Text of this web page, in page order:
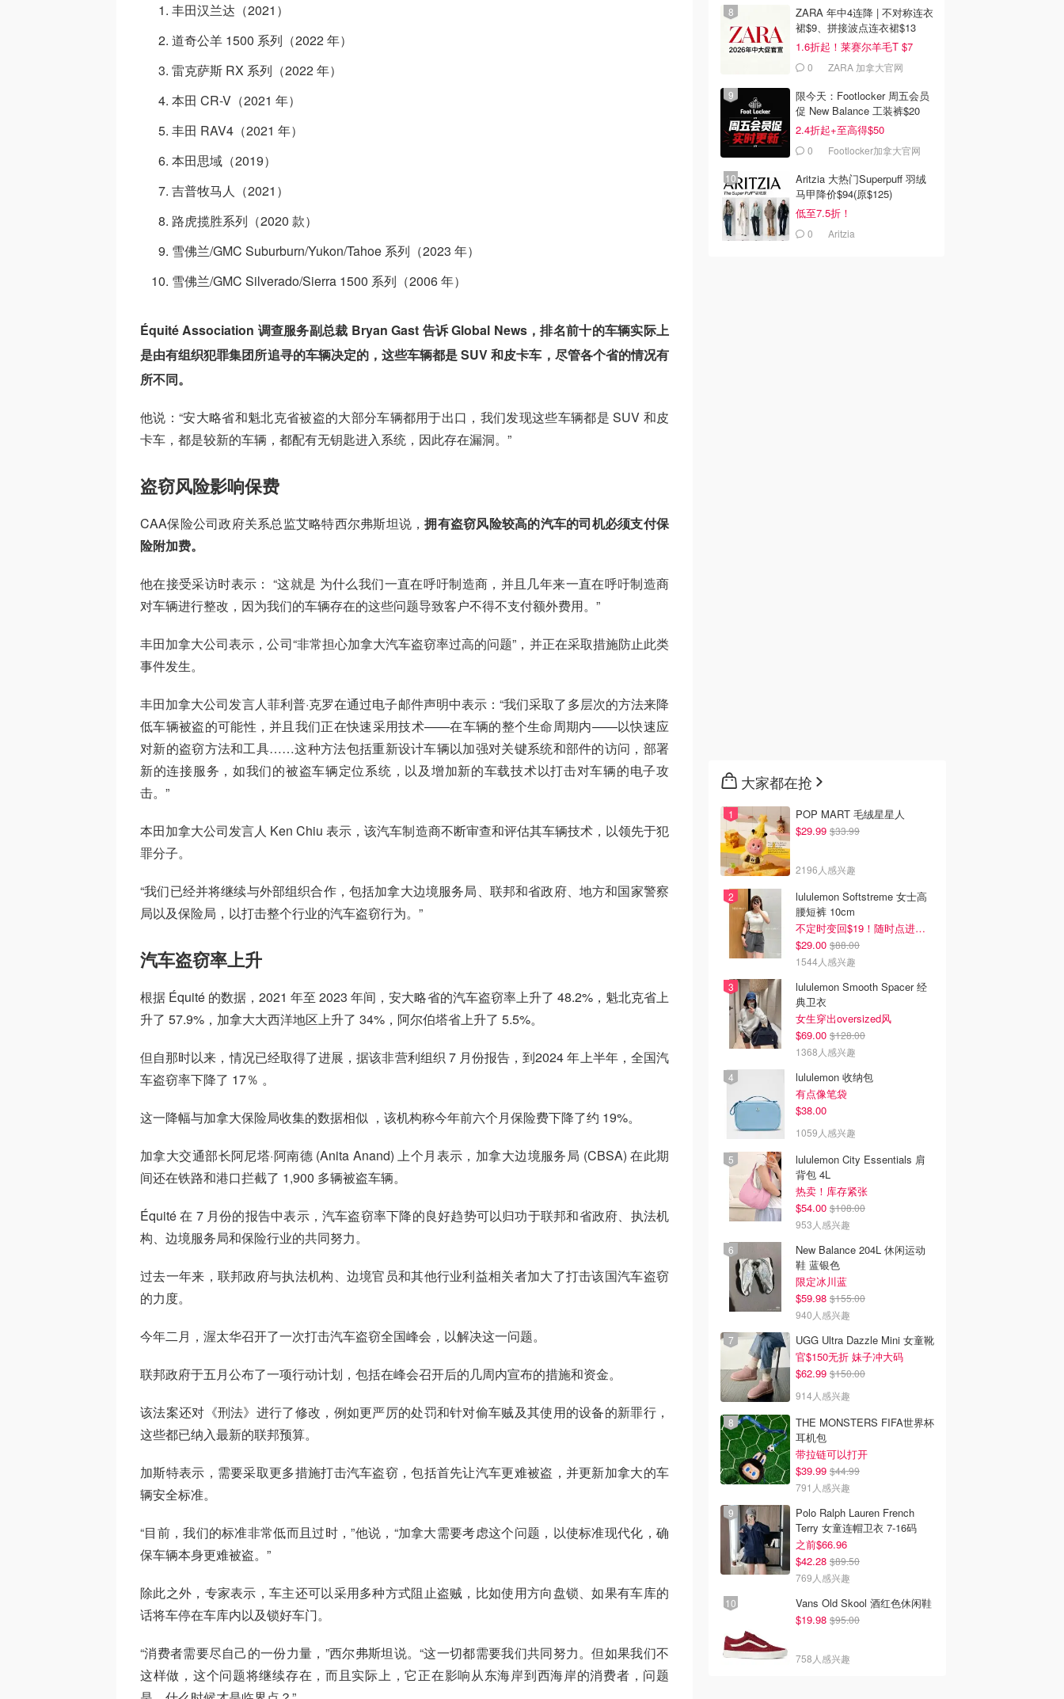
丰田汉兰达（2021）
道奇公羊 1500 系列（2022 年）
雷克萨斯 RX 系列（2022 年）
本田 CR-V（2021 年）
丰田 RAV4（2021 年）
本田思域（2019）
吉普牧马人（2021）
路虎揽胜系列（2020 款）
雪佛兰/GMC Suburburn/Yukon/Tahoe 系列（2023 年）
雪佛兰/GMC Silverado/Sierra 1500 系列（2006 年）
Équité Association 调查服务副总裁 Bryan Gast 告诉 Global News，排名前十的车辆实际上
是由有组织犯罪集团所追寻的车辆决定的，这些车辆都是 SUV 和皮卡车，尽管各个省的情况有
所不同。
他说：“安大略省和魁北克省被盗的大部分车辆都用于出口，我们发现这些车辆都是 SUV 和皮
卡车，都是较新的车辆，都配有无钥匙进入系统，因此存在漏洞。”
盗窃风险影响保费
CAA保险公司政府关系总监艾略特西尔弗斯坦说，拥有盗窃风险较高的汽车的司机必须支付保
险附加费。
他在接受采访时表示： “这就是 为什么我们一直在呼吁制造商，并且几年来一直在呼吁制造商
对车辆进行整改，因为我们的车辆存在的这些问题导致客户不得不支付额外费用。”
丰田加拿大公司表示，公司“非常担心加拿大汽车盗窃率过高的问题”，并正在采取措施防止此类
事件发生。
丰田加拿大公司发言人菲利普·克罗在通过电子邮件声明中表示：“我们采取了多层次的方法来降
低车辆被盗的可能性，并且我们正在快速采用技术——在车辆的整个生命周期内——以快速应
对新的盗窃方法和工具……这种方法包括重新设计车辆以加强对关键系统和部件的访问，部署
新的连接服务，如我们的被盗车辆定位系统，以及增加新的车载技术以打击对车辆的电子攻
击。”
本田加拿大公司发言人 Ken Chiu 表示，该汽车制造商不断审查和评估其车辆技术，以领先于犯
罪分子。
“我们已经并将继续与外部组织合作，包括加拿大边境服务局、联邦和省政府、地方和国家警察
局以及保险局，以打击整个行业的汽车盗窃行为。”
汽车盗窃率上升
根据 Équité 的数据，2021 年至 2023 年间，安大略省的汽车盗窃率上升了 48.2%，魁北克省上
升了 57.9%，加拿大大西洋地区上升了 34%，阿尔伯塔省上升了 5.5%。
但自那时以来，情况已经取得了进展，据该非营利组织 7 月份报告，到2024 年上半年，全国汽
车盗窃率下降了 17％ 。
这一降幅与加拿大保险局收集的数据相似 ，该机构称今年前六个月保险费下降了约 19%。
加拿大交通部长阿尼塔·阿南德 (Anita Anand) 上个月表示，加拿大边境服务局 (CBSA) 在此期
间还在铁路和港口拦截了 1,900 多辆被盗车辆。
Équité 在 7 月份的报告中表示，汽车盗窃率下降的良好趋势可以归功于联邦和省政府、执法机
构、边境服务局和保险行业的共同努力。
过去一年来，联邦政府与执法机构、边境官员和其他行业利益相关者加大了打击该国汽车盗窃
的力度。
今年二月，渥太华召开了一次打击汽车盗窃全国峰会，以解决这一问题。
联邦政府于五月公布了一项行动计划，包括在峰会召开后的几周内宣布的措施和资金。
该法案还对《刑法》进行了修改，例如更严厉的处罚和针对偷车贼及其使用的设备的新罪行，
这些都已纳入最新的联邦预算。
加斯特表示，需要采取更多措施打击汽车盗窃，包括首先让汽车更难被盗，并更新加拿大的车
辆安全标准。
“目前，我们的标准非常低而且过时，”他说，“加拿大需要考虑这个问题，以使标准现代化，确
保车辆本身更难被盗。”
除此之外，专家表示，车主还可以采用多种方式阻止盗贼，比如使用方向盘锁、如果有车库的
话将车停在车库内以及锁好车门。
“消费者需要尽自己的一份力量，”西尔弗斯坦说。“这一切都需要我们共同努力。但如果我们不
这样做，这个问题将继续存在，而且实际上，它正在影响从东海岸到西海岸的消费者，问题
ZARA 年中4连降 | 不对称连衣
裙$9、拼接波点连衣裙$13
1.6折起！莱赛尔羊毛T $7
0 ZARA 加拿大官网
限今天：Footlocker 周五会员
促 New Balance 工装裤$20
2.4折起+至高得$50
0 Footlocker加拿大官网
Aritzia 大热门Superpuff 羽绒
马甲降价$94(原$125)
低至7.5折！
0 Aritzia
大家都在抢
POP MART 毛绒星星人
$29.99 $33.99
2196人感兴趣
lululemon Softstreme 女士高
腰短裤 10cm
不定时变回$19！随时点进来看
$29.00 $88.00
1544人感兴趣
lululemon Smooth Spacer 经
典卫衣
女生穿出oversized风
$69.00 $128.00
1368人感兴趣
lululemon 收纳包
有点像笔袋
$38.00
1059人感兴趣
lululemon City Essentials 肩
背包 4L
热卖！库存紧张
$54.00 $108.00
953人感兴趣
New Balance 204L 休闲运动
鞋 蓝银色
限定冰川蓝
$59.98 $155.00
940人感兴趣
UGG Ultra Dazzle Mini 女童靴
官$150无折 妹子冲大码
$62.99 $150.00
914人感兴趣
THE MONSTERS FIFA世界杯
耳机包
带拉链可以打开
$39.99 $44.99
791人感兴趣
Polo Ralph Lauren French
Terry 女童连帽卫衣 7-16码
之前$66.96
$42.28 $89.50
769人感兴趣
Vans Old Skool 酒红色休闲鞋
$19.98 $95.00
758人感兴趣